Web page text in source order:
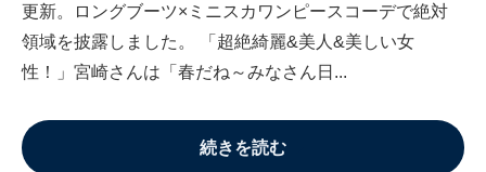
更新。ロングブーツ×ミニスカワンピースコーデで絶対
領域を披露しました。 「超絶綺麗&美人&美しい女
性！」宮崎さんは「春だね～みなさん日...
続きを読む